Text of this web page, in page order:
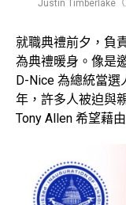
Justin Timberlake
就職典禮前夕，負
為典禮暖身。像是
D-Nice 為總統當選
年，許多人被迫與
Tony Allen 希望藉